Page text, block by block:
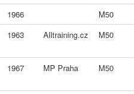
1966
M50
1963 Alltraining.cz M50
1967 MP Praha M50